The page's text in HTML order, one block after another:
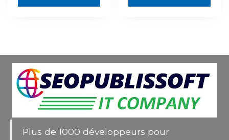
Plus de 1000 développeurs pour